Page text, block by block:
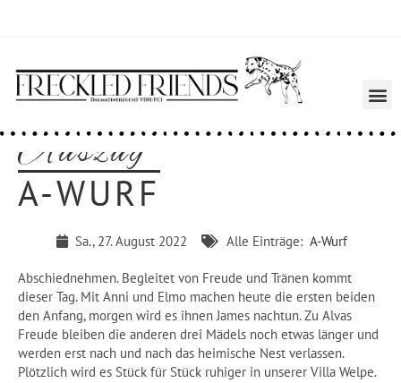
Auszug
A-WURF
Sa., 27. August 2022 Alle Einträge: A-Wurf
Abschiednehmen. Begleitet von Freude und Tränen kommt
dieser Tag. Mit Anni und Elmo machen heute die ersten beiden
den Anfang, morgen wird es ihnen James nachtun. Zu Alvas
Freude bleiben die anderen drei Mädels noch etwas länger und
werden erst nach und nach das heimische Nest verlassen.
Plötzlich wird es Stück für Stück ruhiger in unserer Villa Welpe.